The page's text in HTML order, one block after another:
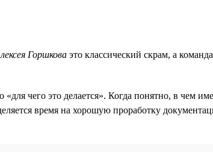
Горшкова это классический скрам, а команда
чего это делается». Когда понятно, в чем
время на хорошую проработку